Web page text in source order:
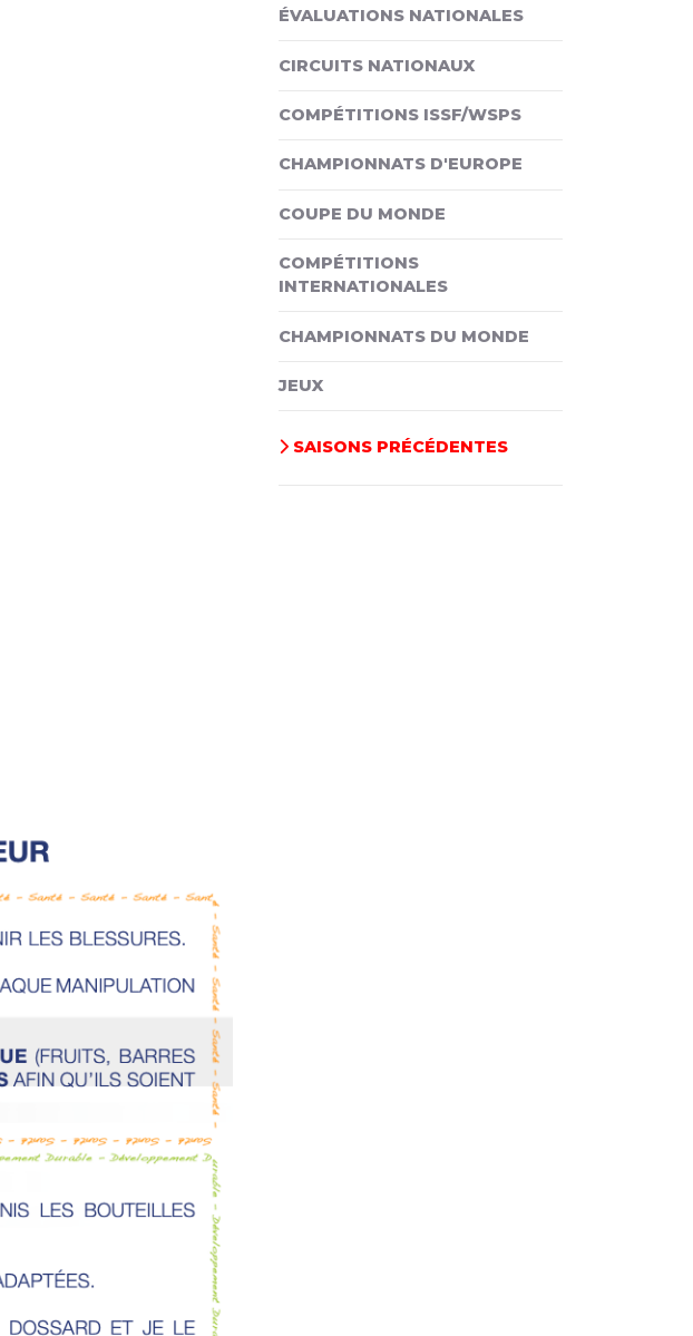
ÉVALUATIONS NATIONALES
CIRCUITS NATIONAUX
COMPÉTITIONS ISSF/WSPS
CHAMPIONNATS D'EUROPE
COUPE DU MONDE
COMPÉTITIONS
INTERNATIONALES
CHAMPIONNATS DU MONDE
JEUX
SAISONS PRÉCÉDENTES